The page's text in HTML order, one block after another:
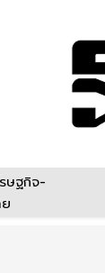
ษฐกิจ-